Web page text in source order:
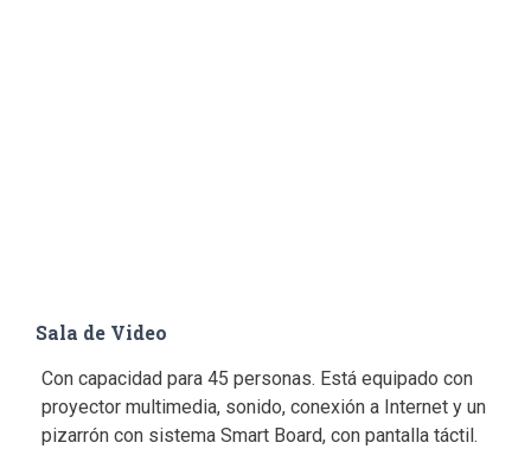
Sala de Video
Con capacidad para 45 personas. Está equipado con
proyector multimedia, sonido, conexión a Internet y un
pizarrón con sistema Smart Board, con pantalla táctil.